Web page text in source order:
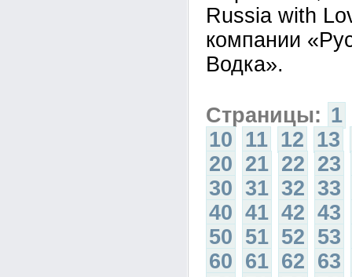
Russia with
компании
Водка».
Страницы: 1
10 11 12 13
20 21 22 23
30 31 32 33
40 41 42 43
50 51 52 53
60 61 62 63